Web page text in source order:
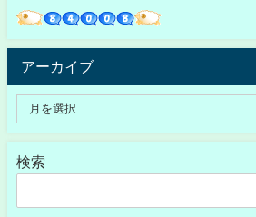
アーカイブ
検索